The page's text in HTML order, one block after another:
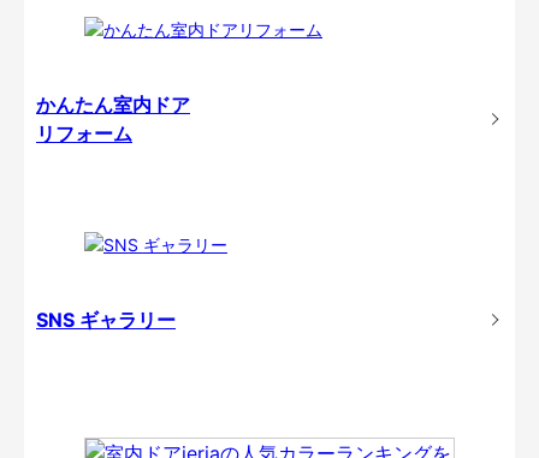
かんたん室内ドア
リフォーム
SNS ギャラリー